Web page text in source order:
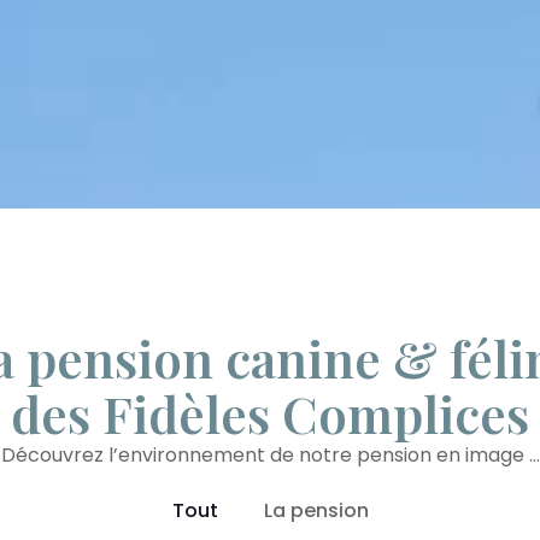
pension canine &
des Fidèles Complices
Découvrez l’environnement de notre pension en image …
Tout
La pension